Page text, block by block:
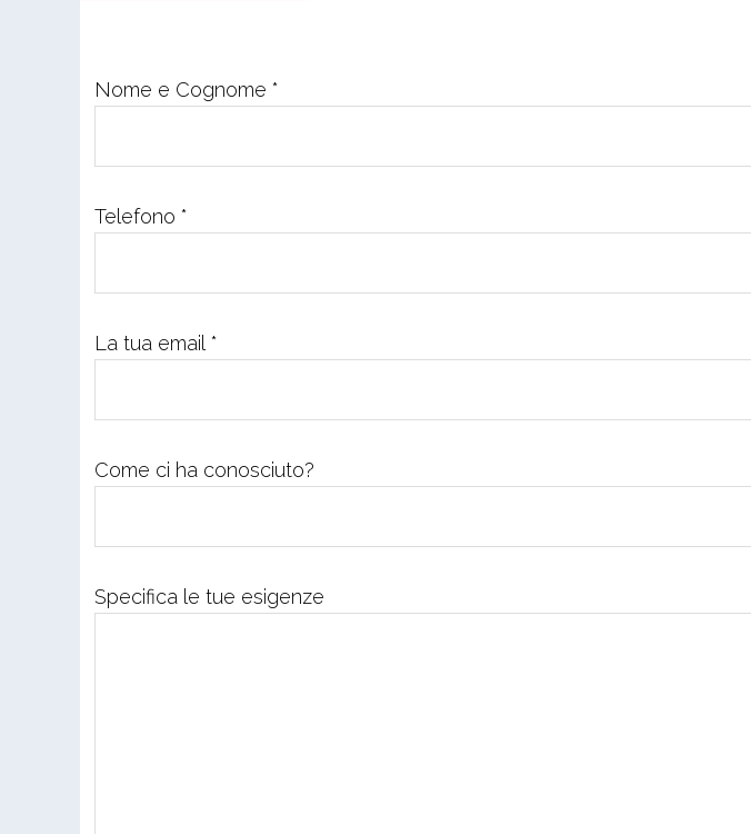
Nome e Cognome *
Telefono *
La tua email *
Come ci ha conosciuto?
Specifica le tue esigenze